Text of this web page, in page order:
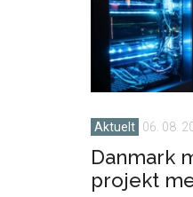
Aktuelt 06. 08.
Danmark
projekt